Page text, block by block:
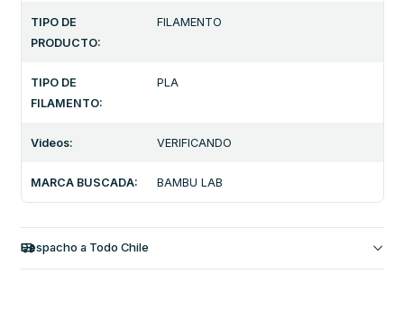
TIPO DE
PRODUCTO:
FILAMENTO
TIPO DE
FILAMENTO:
PLA
Videos: VERIFICANDO
MARCA BUSCADA: BAMBU LAB
Despacho a Todo Chile